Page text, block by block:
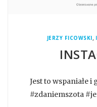
JERZY FICOWSKI,
Jest to wspaniałe
#zdaniemszota